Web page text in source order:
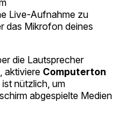
Live-Aufnahme zu
das Mikrofon deines
die Lautsprecher
aktiviere Computerton
nützlich, um
abgespielte Medien